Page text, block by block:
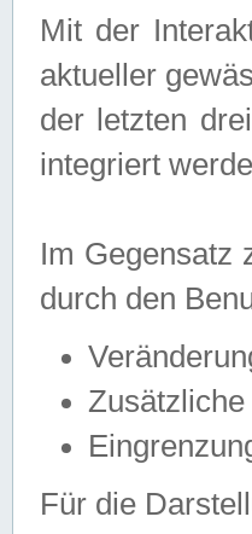
Mit der
aktueller
der letzten
integriert
Im Gegensatz
durch den
Für die